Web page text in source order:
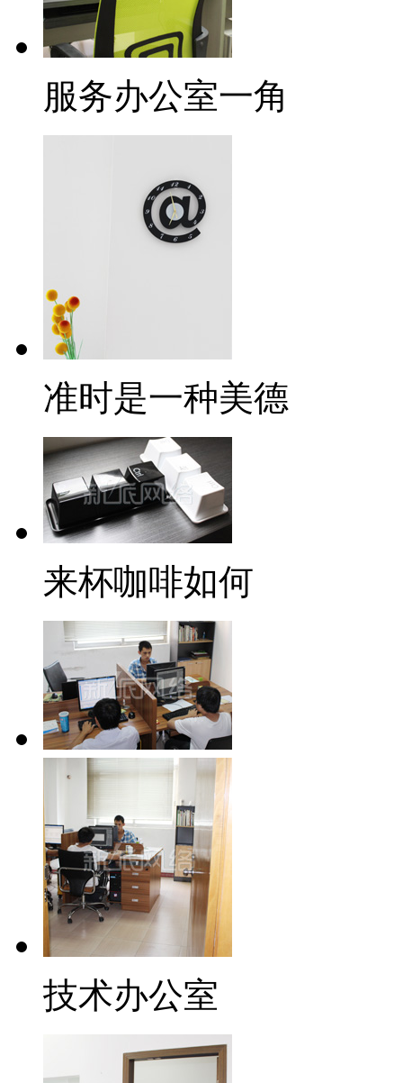
服务办公室一角
准时是一种美德
来杯咖啡如何
技术办公室